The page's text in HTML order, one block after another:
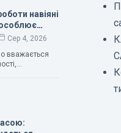
навіяні
—
Сер 4, 2026
вважається
союзу.
надихала і
митців на